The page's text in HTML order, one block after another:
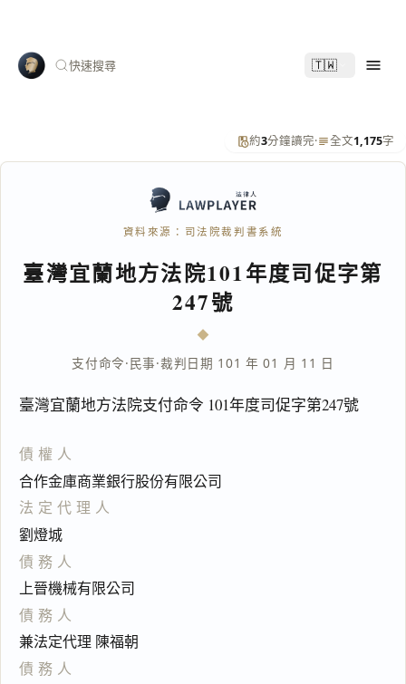
快速搜尋 🇹🇼
約3分鐘讀完· 全文1,175字
資料來源：司法院裁判書系統
臺灣宜蘭地方法院101年度司促字第
247號
支付命令·民事·裁判日期 101 年 01 月 11 日
臺灣宜蘭地方法院支付命令 101年度司促字第247號
債權人
合作金庫商業銀行股份有限公司
法定代理人
劉燈城
債務人
上晉機械有限公司
債務人
兼法定代理 陳福朝
債務人